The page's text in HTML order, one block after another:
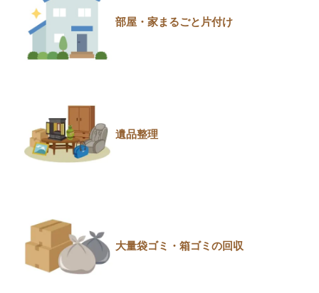
部屋・家まるごと片付け
遺品整理
大量袋ゴミ・箱ゴミの回収